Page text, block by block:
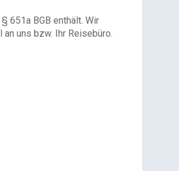
651a BGB enthält. Wir
uns bzw. Ihr Reisebüro.